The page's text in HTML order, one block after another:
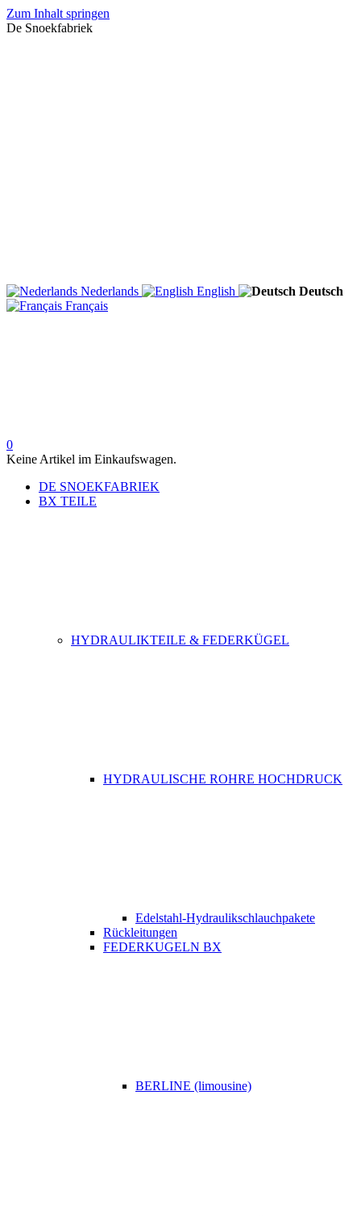
Zum Inhalt springen
De Snoekfabriek
Nederlands English
Deutsch
Français
0
Keine Artikel im Einkaufswagen.
DE SNOEKFABRIEK
BX TEILE
HYDRAULIKTEILE & FEDERKÜGEL
HYDRAULISCHE ROHRE HOCHDRUCK
Edelstahl-Hydraulikschlauchpakete
Rückleitungen
FEDERKUGELN BX
BERLINE (limousine)